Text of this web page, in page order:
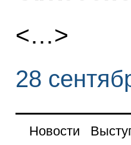
<…>
28
Новости